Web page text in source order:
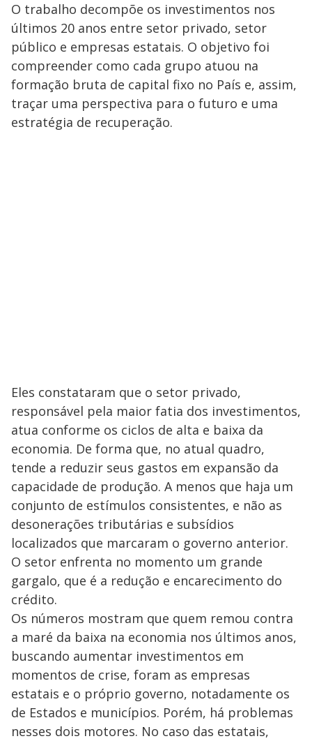
O trabalho decompõe os investimentos nos
últimos 20 anos entre setor privado, setor
público e empresas estatais. O objetivo foi
compreender como cada grupo atuou na
formação bruta de capital fixo no País e, assim,
traçar uma perspectiva para o futuro e uma
estratégia de recuperação.
Eles constataram que o setor privado,
responsável pela maior fatia dos investimentos,
atua conforme os ciclos de alta e baixa da
economia. De forma que, no atual quadro,
tende a reduzir seus gastos em expansão da
capacidade de produção. A menos que haja um
conjunto de estímulos consistentes, e não as
desonerações tributárias e subsídios
localizados que marcaram o governo anterior.
O setor enfrenta no momento um grande
gargalo, que é a redução e encarecimento do
crédito.
Os números mostram que quem remou contra
a maré da baixa na economia nos últimos anos,
buscando aumentar investimentos em
momentos de crise, foram as empresas
estatais e o próprio governo, notadamente os
de Estados e municípios. Porém, há problemas
nesses dois motores. No caso das estatais,